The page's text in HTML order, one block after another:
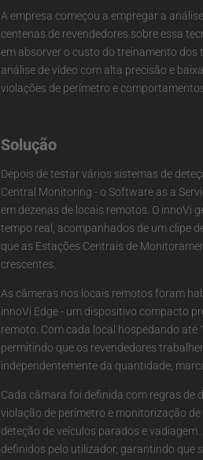
A empresa começou a empregar a
centenas de revendedores sobre essa
em absorver o custo do treinamento dos
análise de vídeo com alta precisão e
violações de perímetro e
Solução
Depois de testar vários sistemas de
Central Monitoring - o Software as a
em dezenas de locais remotos. O innoVi
tempo real, acompanhados de um clipe
que as Estações Centrais de
crescentes.
As câmeras nos locais remotos foram
innoVi Edge - um dispositivo compacto
remoto. Com cada local hospedando até
permitindo que os revendedores
independentemente da quantidade,
Cada câmara foi definida com regras de
violação de perímetro e monitorização
deteção de veículos parados e
definidos pelo utilizador, garantindo que